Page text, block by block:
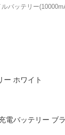
バッテリー
ホワイト
電バッテリー ブ